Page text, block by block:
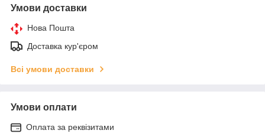
Умови доставки
Нова Пошта
Доставка кур'єром
Всі умови доставки
Умови оплати
Оплата за реквізитами